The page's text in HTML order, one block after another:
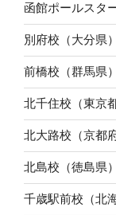
函館ポールスタ
別府校（大分県）
前橋校（群馬県）
北千住校（東京都
北大路校（京都府
北島校（徳島県）
千歳駅前校（北